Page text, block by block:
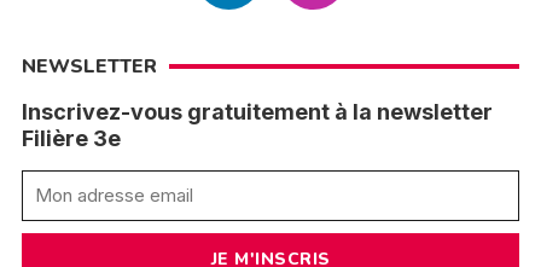
NEWSLETTER
Inscrivez-vous gratuitement à la newsletter
Filière 3e